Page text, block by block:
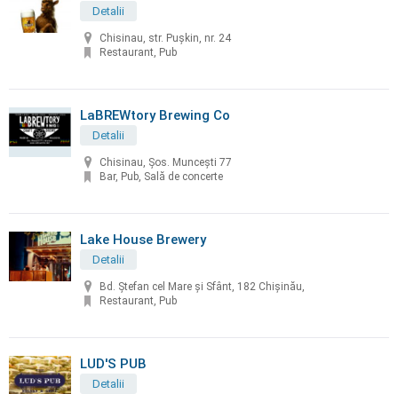
Detalii
Chisinau, str. Puşkin, nr. 24
Restaurant, Pub
LaBREWtory Brewing Co
Detalii
Chisinau, Șos. Muncești 77
Bar, Pub, Sală de concerte
Lake House Brewery
Detalii
Bd. Ștefan cel Mare și Sfânt, 182 Chișinău,
Restaurant, Pub
LUD'S PUB
Detalii